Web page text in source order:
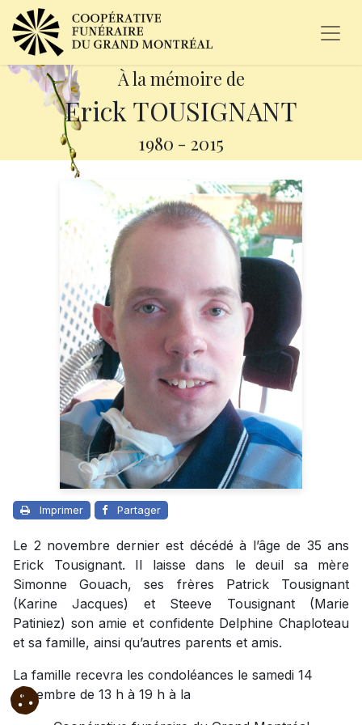
À la mémoire de
Erick TOUSIGNANT
1980 - 2015
Imprimer Partager
Le 2 novembre dernier est décédé à l’âge de 35 ans
Erick Tousignant. Il laisse dans le deuil sa mère
Simonne Gouach, ses frères Patrick Tousignant
(Karine Jacques) et Steeve Tousignant (Marie
Patiniez) son amie et confidente Delphine Chaploteau
et sa famille, ainsi qu’autres parents et amis.
La famille recevra les condoléances le samedi 14
novembre de 13 h à 19 h à la